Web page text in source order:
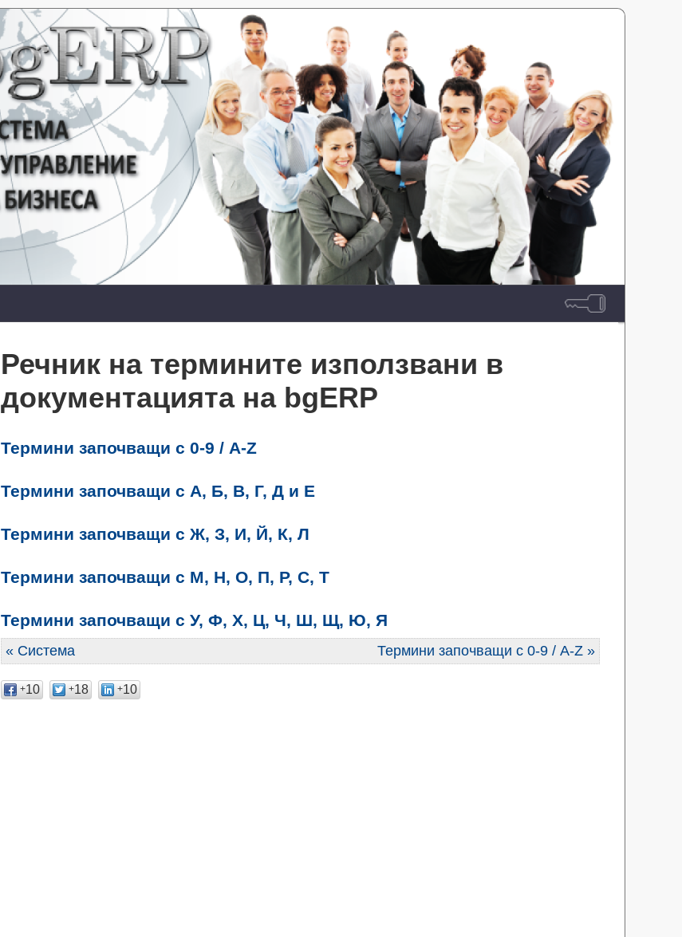
Речник на термините използвани в
документацията на bgERP
Термини започващи с 0-9 / A-Z
Термини започващи с А, Б, В, Г, Д и Е
Термини започващи с Ж, З, И, Й, К, Л
Термини започващи с М, Н, О, П, Р, С, Т
Термини започващи с У, Ф, Х, Ц, Ч, Ш, Щ, Ю, Я
« Система Термини започващи с 0-9 / A-Z »
+10 +18 +10